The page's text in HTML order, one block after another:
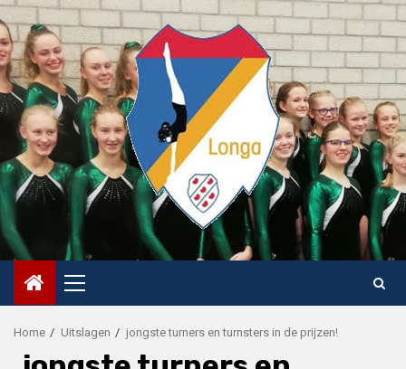
Skip
to
content
Primary
Menu
Home Uitslagen jongste turners en turnsters in de prijzen!